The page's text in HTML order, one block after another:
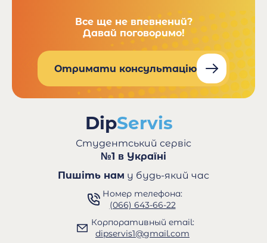
Все ще не впевнений?
Давай поговоримо!
Отримати консультацію
Студентський сервіс
№1 в Україні
Пишіть нам у будь-який час
Номер телефона:
(066) 643-66-22
Корпоративный email:
dipservis1@gmail.com